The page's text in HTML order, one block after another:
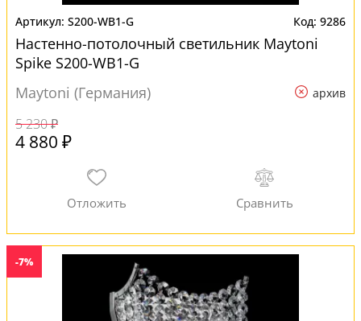
S200-WB1-G 9286
Настенно-потолочный светильник Maytoni
Spike S200-WB1-G
Maytoni (Германия)
архив
5 230 ₽
4 880 ₽
-7%